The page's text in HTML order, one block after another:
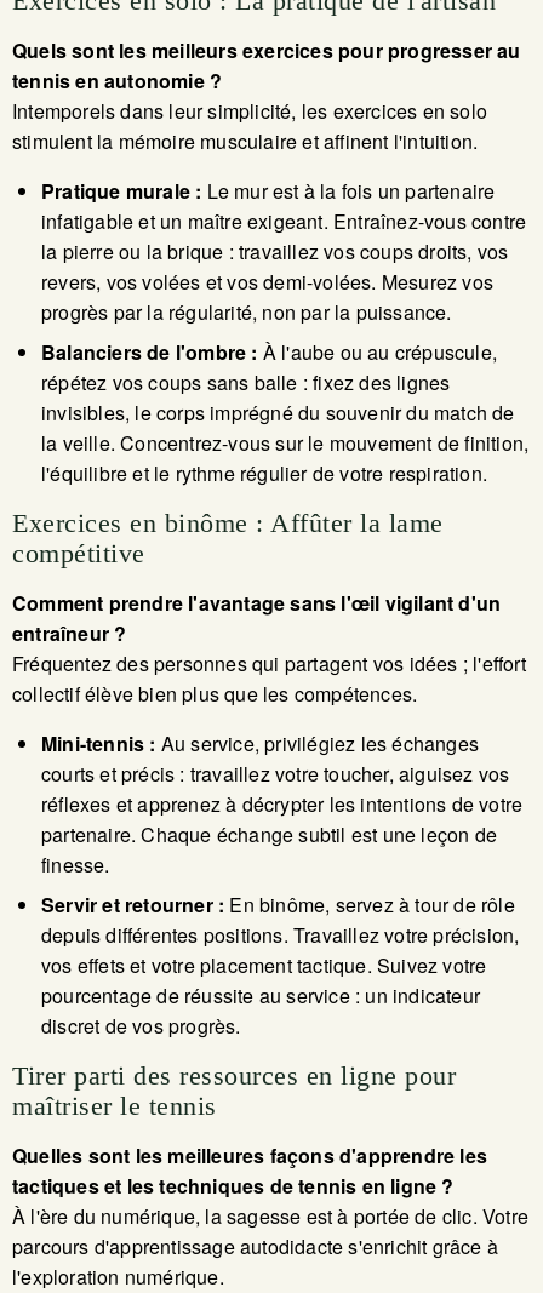
Quels sont les meilleurs exercices pour progresser au
tennis en autonomie ?
Intemporels dans leur simplicité, les exercices en solo
stimulent la mémoire musculaire et affinent l'intuition.
Pratique murale : Le mur est à la fois un partenaire
infatigable et un maître exigeant. Entraînez-vous contre
la pierre ou la brique : travaillez vos coups droits, vos
revers, vos volées et vos demi-volées. Mesurez vos
progrès par la régularité, non par la puissance.
Balanciers de l'ombre : À l'aube ou au crépuscule,
répétez vos coups sans balle : fixez des lignes
invisibles, le corps imprégné du souvenir du match de
la veille. Concentrez-vous sur le mouvement de finition,
l'équilibre et le rythme régulier de votre respiration.
Exercices en binôme : Affûter la lame
compétitive
Comment prendre l'avantage sans l'œil vigilant d'un
entraîneur ?
Fréquentez des personnes qui partagent vos idées ; l'effort
collectif élève bien plus que les compétences.
Mini-tennis : Au service, privilégiez les échanges
courts et précis : travaillez votre toucher, aiguisez vos
réflexes et apprenez à décrypter les intentions de votre
partenaire. Chaque échange subtil est une leçon de
finesse.
Servir et retourner : En binôme, servez à tour de rôle
depuis différentes positions. Travaillez votre précision,
vos effets et votre placement tactique. Suivez votre
pourcentage de réussite au service : un indicateur
discret de vos progrès.
Tirer parti des ressources en ligne pour
maîtriser le tennis
Quelles sont les meilleures façons d'apprendre les
tactiques et les techniques de tennis en ligne ?
À l'ère du numérique, la sagesse est à portée de clic. Votre
parcours d'apprentissage autodidacte s'enrichit grâce à
l'exploration numérique.